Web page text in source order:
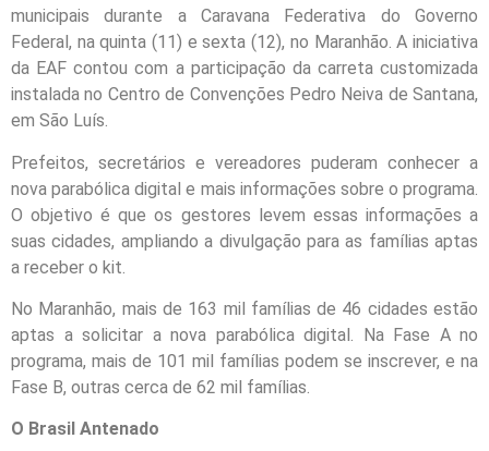
municipais durante a Caravana Federativa do Governo
Federal, na quinta (11) e sexta (12), no Maranhão. A iniciativa
da EAF contou com a participação da carreta customizada
instalada no Centro de Convenções Pedro Neiva de Santana,
em São Luís.
Prefeitos, secretários e vereadores puderam conhecer a
nova parabólica digital e mais informações sobre o programa.
O objetivo é que os gestores levem essas informações a
suas cidades, ampliando a divulgação para as famílias aptas
a receber o kit.
No Maranhão, mais de 163 mil famílias de 46 cidades estão
aptas a solicitar a nova parabólica digital. Na Fase A no
programa, mais de 101 mil famílias podem se inscrever, e na
Fase B, outras cerca de 62 mil famílias.
O Brasil Antenado